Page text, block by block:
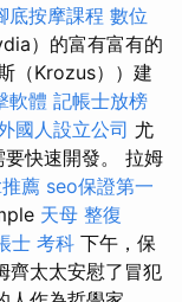
底按摩課程 數位
）的富有富有的
（Krozus））建
軟體 記帳士放榜
國人設立公司 尤
要快速開發。 拉姆
薦 seo保證第一
天母 整復
士 考科 下午，保
齊太太安慰了冒犯